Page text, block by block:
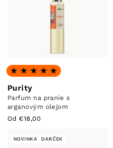
Hodnotenie: 4.96 z 5
Purity
Parfum na pranie s
arganovým olejom
Od €18,00
NOVINKA DARČEK